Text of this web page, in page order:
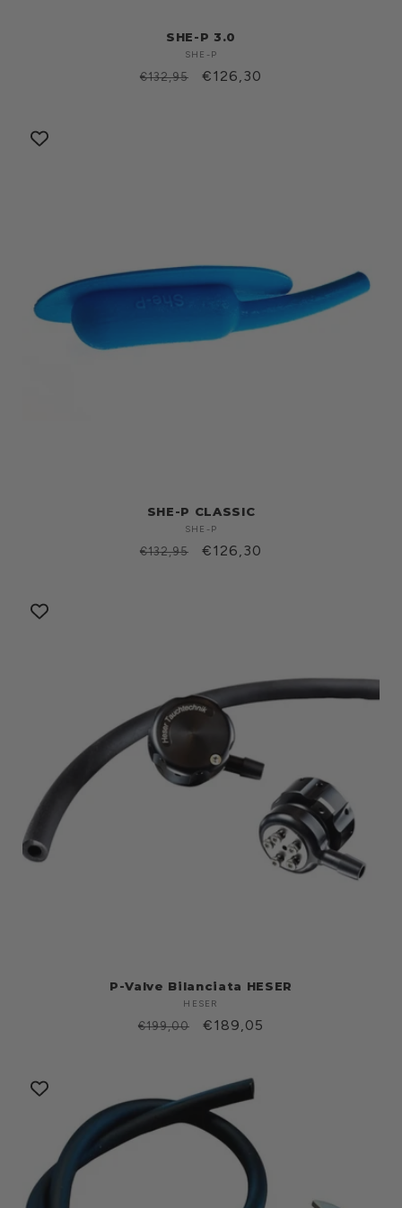
SHE-P 3.0
Produttore:
SHE-P
Prezzo
€132,95
Prezzo
€126,30
SHE-P CLASSIC
Produttore:
SHE-P
Prezzo
€132,95
Prezzo
€126,30
P-Valve Bilanciata HESER
Produttore:
HESER
Prezzo
€199,00
Prezzo
€189,05